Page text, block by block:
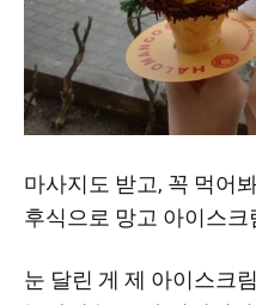
마사지도 받고, 꼭 먹어
후식으로 망고 아이스
눈 달린 게 제 아이스크